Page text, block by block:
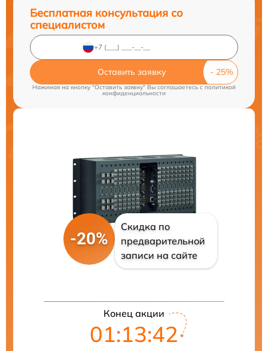
Бесплатная консультация со
специалистом
Оставить заявку
Нажимая на кнопку "Оставить заявку" Вы соглашаетесь cполитикой
конфиденциальности
-20%
Скидка по
предварительной
записи на сайте
Конец акции
01:13:41